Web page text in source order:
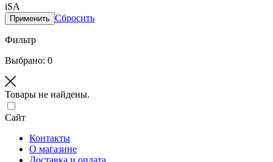
iSA
Применить Сбросить
Фильтр
Выбрано: 0
Товары не найдены.
Сайт
Контакты
О магазине
Доставка и оплата